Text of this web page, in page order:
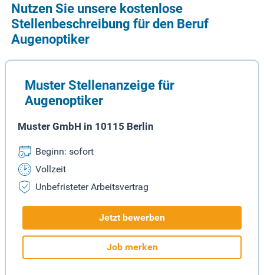
Nutzen Sie unsere kostenlose
Stellenbeschreibung für den Beruf
Augenoptiker
Muster Stellenanzeige für
Augenoptiker
Muster GmbH in 10115 Berlin
Beginn: sofort
Vollzeit
Unbefristeter Arbeitsvertrag
Jetzt bewerben
Job merken